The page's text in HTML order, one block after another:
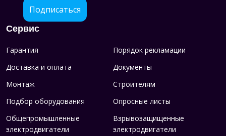
Подписаться
Сервис
Гарантия
Порядок рекламации
Доставка и оплата
Документы
Монтаж
Строителям
Подбор оборудования
Опросные листы
Общепромышленные
электродвигатели
Взрывозащищенные
электродвигатели